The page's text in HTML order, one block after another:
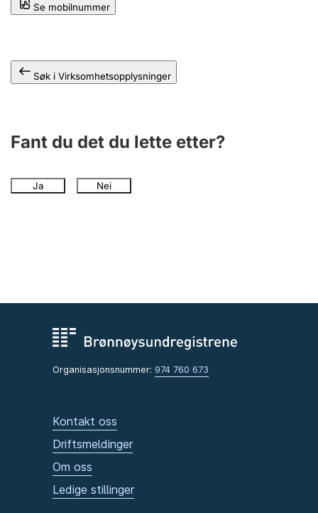
Se mobilnummer
Søk i Virksomhetsopplysninger
Fant du det du lette etter?
Ja Nei
Organisasjonsnummer: 974 760 673
Kontakt oss
Driftsmeldinger
Om oss
Ledige stillinger